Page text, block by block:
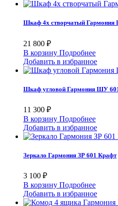
Шкаф 4х створчатый
21 800 ₽
В корзину Подробнее
Добавить в избранное
Шкаф угловой Гармония ШУ
11 300 ₽
В корзину Подробнее
Добавить в избранное
Зеркало Гармония ЗР 601 Крафт
3 100 ₽
В корзину Подробнее
Добавить в избранное